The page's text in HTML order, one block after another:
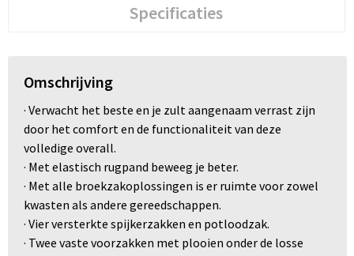
Specificaties
Omschrijving
· Verwacht het beste en je zult aangenaam verrast zijn
door het comfort en de functionaliteit van deze
volledige overall.
· Met elastisch rugpand beweeg je beter.
· Met alle broekzakoplossingen is er ruimte voor zowel
kwasten als andere gereedschappen.
· Vier versterkte spijkerzakken en potloodzak.
· Twee vaste voorzakken met plooien onder de losse